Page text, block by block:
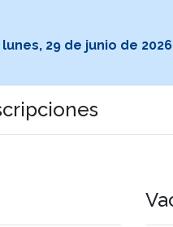
lunes, 29 de junio de 2026